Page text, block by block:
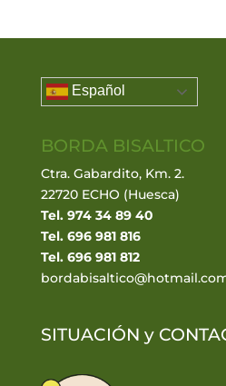
Español
BORDA BISALTICO
Ctra. Gabardito, Km. 2.
22720 ECHO (Huesca)
Tel. 974 34 89 40
Tel. 696 981 816
Tel. 696 981 812
SITUACIÓN y